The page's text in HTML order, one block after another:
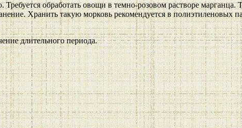
обработать овощи в темно-розовом растворе марганца.
Хранить такую морковь рекомендуется в полиэтиленовых
длительного периода.